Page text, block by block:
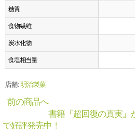
糖質
食物繊維
炭水化物
食塩相当量
店舗: 明治製菓
前の商品へ
書籍『超回復の真実』
で好評発売中！